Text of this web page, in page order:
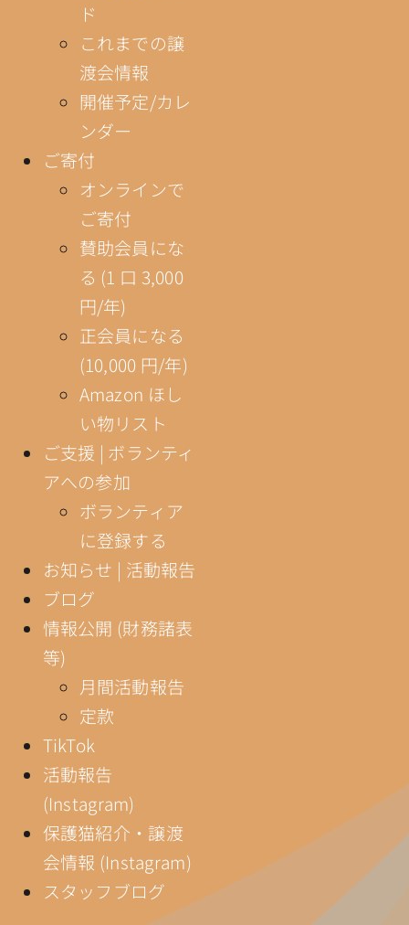
ド
これまでの譲
渡会情報
開催予定/カレ
ンダー
ご寄付
オンラインで
ご寄付
賛助会員にな
る (1 口 3,000
円/年)
正会員になる
(10,000 円/年)
Amazon ほし
い物リスト
ご支援 | ボランティ
アへの参加
ボランティア
に登録する
お知らせ | 活動報告
ブログ
情報公開 (財務諸表
等)
月間活動報告
定款
TikTok
活動報告
(Instagram)
保護猫紹介・譲渡
会情報 (Instagram)
スタッフブログ